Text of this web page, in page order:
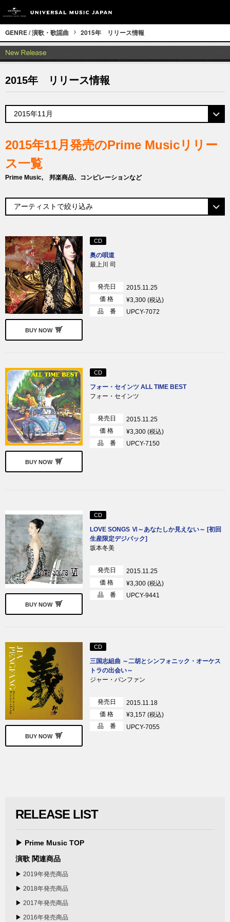
GENRE / 演歌・歌謡曲 2015年 リリース情報
2015年 リリース情報
2015年11月発売のPrime Musicリリー
ス一覧
Prime Music, 邦楽商品、コンピレーションなど
BUY NOW
CD
奥の唄道
最上川 司
発売日
2015.11.25
価 格
¥3,300 (税込)
品 番
UPCY-7072
BUY NOW
CD
フォー・セインツ ALL TIME BEST
フォー・セインツ
発売日
2015.11.25
価 格
¥3,300 (税込)
品 番
UPCY-7150
BUY NOW
CD
LOVE SONGS Ⅵ～あなたしか見えない～ [初回
生産限定デジパック]
坂本冬美
発売日
2015.11.25
価 格
¥3,300 (税込)
品 番
UPCY-9441
BUY NOW
CD
三国志組曲 ～二胡とシンフォニック・オーケス
トラの出会い～
ジャー・パンファン
発売日
2015.11.18
価 格
¥3,157 (税込)
品 番
UPCY-7055
RELEASE LIST
▶ Prime Music TOP
演歌 関連商品
▶ 2019年発売商品
▶ 2018年発売商品
▶ 2017年発売商品
▶ 2016年発売商品